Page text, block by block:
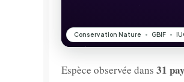
Espèce observée dans 31